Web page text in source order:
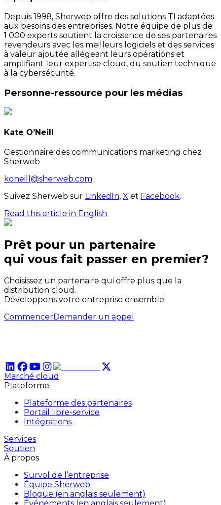
Depuis 1998, Sherweb offre des solutions TI adaptées
aux besoins des entreprises. Notre équipe de plus de
1 000 experts soutient la croissance de ses partenaires
revendeurs avec les meilleurs logiciels et des services
à valeur ajoutée allégeant leurs opérations et
amplifiant leur expertise cloud, du soutien technique
à la cybersécurité.
Personne-ressource pour les médias
Kate O’Neill
Gestionnaire des communications marketing chez
Sherweb
koneill@sherweb.com
Suivez Sherweb sur LinkedIn, X et Facebook.
Read this article in English
Prêt pour un partenaire
qui vous fait passer en premier?
Choisissez un partenaire qui offre plus que la
distribution cloud.
Développons votre entreprise ensemble.
CommencerDemander un appel
Marché cloud
Plateforme
Plateforme des partenaires
Portail libre-service
Intégrations
Services
Soutien
À propos
Survol de l’entreprise
Équipe Sherweb
Blogue (en anglais seulement)